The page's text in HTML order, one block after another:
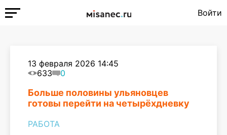
Войти
13 февраля 2026 14:45
633
0
Больше половины ульяновцев
готовы перейти на четырёхдневку
РАБОТА